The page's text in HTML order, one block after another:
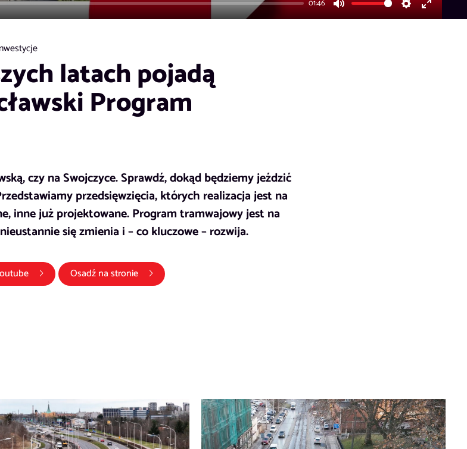
01:46
Mute SettingsEnter
latach pojadą
Program
czy na Swojczyce. Sprawdź, dokąd będziemy jeździć
przedsięwzięcia, których realizacja jest na
inne już projektowane. Program tramwajowy jest na
się zmienia i – co kluczowe – rozwija.
(link otwiera się w nowym oknie)
Osadź na stronie
w nowym oknie)